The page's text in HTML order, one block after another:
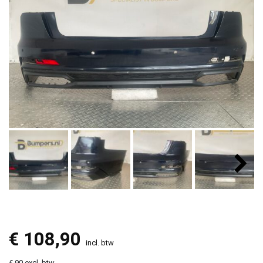
€ 108,90 incl. btw